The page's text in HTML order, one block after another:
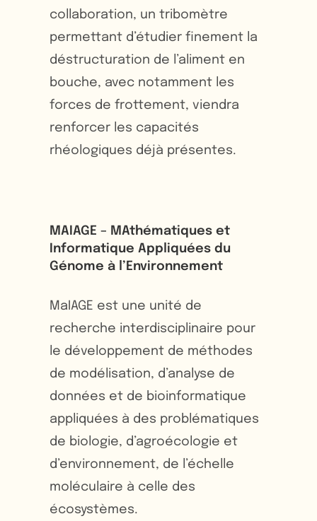
collaboration, un tribomètre
permettant d’étudier finement la
déstructuration de l’aliment en
bouche, avec notamment les
forces de frottement, viendra
renforcer les capacités
rhéologiques déjà présentes.
MAIAGE – MAthématiques et
Informatique Appliquées du
Génome à l’Environnement
MaIAGE est une unité de
recherche interdisciplinaire pour
le développement de méthodes
de modélisation, d’analyse de
données et de bioinformatique
appliquées à des problématiques
de biologie, d’agroécologie et
d’environnement, de l’échelle
moléculaire à celle des
écosystèmes.